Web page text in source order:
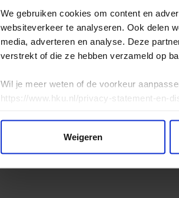
We gebruiken cookies om content en
websiteverkeer te analyseren. Ook delen
media, adverteren en analyse. Deze
verstrekt of die ze hebben verzameld op
Wil je meer weten of de voorkeur
https://www.hku.nl/privacy-statement-en-
Weigeren